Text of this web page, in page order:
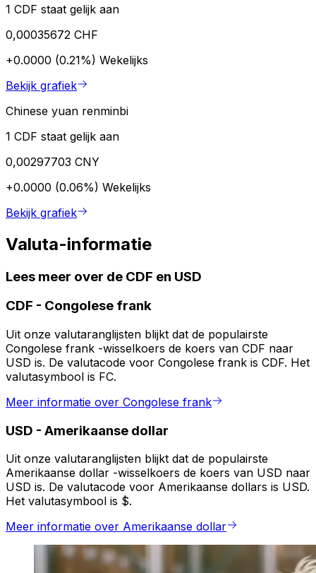
1 CDF staat gelijk aan
0,00035672 CHF
+0.0000 (0.21%) Wekelijks
Bekijk grafiek
Chinese yuan renminbi
1 CDF staat gelijk aan
0,00297703 CNY
+0.0000 (0.06%) Wekelijks
Bekijk grafiek
Valuta-informatie
Lees meer over de CDF en USD
CDF - Congolese frank
Uit onze valutaranglijsten blijkt dat de populairste
Congolese frank -wisselkoers de koers van CDF naar
USD is. De valutacode voor Congolese frank is CDF. Het
valutasymbool is FC.
Meer informatie over Congolese frank
USD - Amerikaanse dollar
Uit onze valutaranglijsten blijkt dat de populairste
Amerikaanse dollar -wisselkoers de koers van USD naar
USD is. De valutacode voor Amerikaanse dollars is USD.
Het valutasymbool is $.
Meer informatie over Amerikaanse dollar